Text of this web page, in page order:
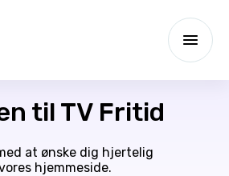
til TV Fritid
at ønske dig hjertelig
hjemmeside.